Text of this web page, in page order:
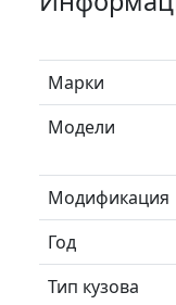
Марки
Модели
Модификация
Год
Тип кузова